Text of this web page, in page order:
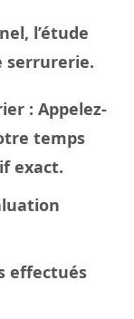
l’étude
serrurerie.
: Appelez-
temps
exact.
effectués